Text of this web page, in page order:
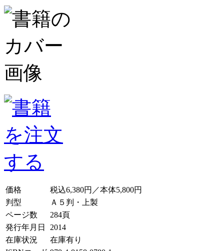
価格
税込6,380円／本体5,800円
判型
Ａ５判・上製
ページ数
284頁
発行年月日
2014
在庫状況
在庫有り